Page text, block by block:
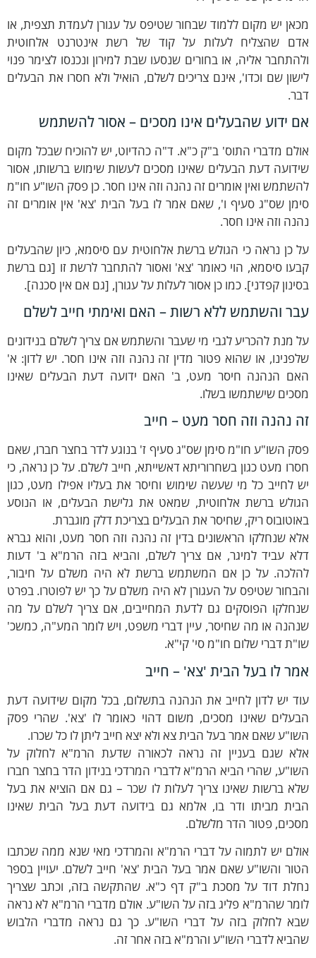
יש מקום ללמוד שבחור שטיפס על עגורן לעמדת תצפית, או
שהצליח לעלות על קוד של רשת אינטרנט אלחוטית
אליה, או בחורים שנסעו שבת למירון ונכנסו לצימר פנוי
שם וכדו', אינם צריכים לשלם, הואיל ולא חסרו את הבעלים
ידוע שהבעלים אינו מסכים – אסור להשתמש
מדברי התוס' ב"ק כ"א. ד"ה כהדיוט, יש להוכיח שבכל מקום
דעת הבעלים שאינו מסכים לעשות שימוש ברשותו, אסור
ואין אומרים זה נהנה וזה אינו חסר. כן פסק השו"ע חו"מ
שס"ג סעיף ו', שאם אמר לו בעל הבית 'צא' אין אומרים זה
וזה אינו חסר.
כן נראה כי הגולש ברשת אלחוטית עם סיסמא, כיון שהבעלים
סיסמא, הוי כאומר 'צא' ואסור להתחבר לרשת זו [גם ברשת
קפדני]. כמו כן אסור לעלות על עגורן, [גם אם אין סכנה].
והשתמש ללא רשות – האם ואימתי חייב לשלם
מנת להכריע לגבי מי שעבר והשתמש אם צריך לשלם בנידונים
או שהוא פטור מדין זה נהנה וזה אינו חסר. יש לדון: א'
הנהנה חיסר מעט, ב' האם ידועה דעת הבעלים שאינו
שישתמשו בשלו.
נהנה וזה חסר מעט – חייב
השו"ע חו"מ סימן שס"ג סעיף ז' בנוגע לדר בחצר חברו, שאם
מעט כגון בשחרוריתא דאשייתא, חייב לשלם. על כן נראה, כי
לחייב כל מי שעשה שימוש וחיסר את בעליו אפילו מעט, כגון
ברשת אלחוטית, שמאט את גלישת הבעלים, או הנוסע
ריק, שחיסר את הבעלים בצריכת דלק מוגברת.
שנחלקו הראשונים בדין זה נהנה וזה חסר מעט, והוא גברא
עביד למיגר, אם צריך לשלם, והביא בזה הרמ"א ב' דעות
על כן אם המשתמש ברשת לא היה משלם על חיבור,
שטיפס על העגורן לא היה משלם על כך יש לפוטרו. בפרט
הפוסקים גם לדעת המחייבים, אם צריך לשלם על מה
או מה שחיסר, עיין דברי משפט, ויש לומר המע"ה, כמשכ'
דברי שלום חו"מ סי' קי"א.
לו בעל הבית 'צא' – חייב
יש לדון לחייב את הנהנה בתשלום, בכל מקום שידועה דעת
שאינו מסכים, משום דהוי כאומר לו 'צא'. שהרי פסק
שאם אמר בעל הבית צא ולא יצא חייב ליתן לו כל שכרו.
שגם בעניין זה נראה לכאורה שדעת הרמ"א לחלוק על
שהרי הביא הרמ"א לדברי המרדכי בנידון הדר בחצר חברו
ברשות שאינו צריך לעלות לו שכר – גם אם הוציא את בעל
מביתו ודר בו, אלמא גם בידועה דעת בעל הבית שאינו
פטור הדר מלשלם.
יש לתמוה על דברי הרמ"א והמרדכי מאי שנא ממה שכתבו
והשו"ע שאם אמר בעל הבית 'צא' חייב לשלם. יעויין בספר
דוד על מסכת ב"ק דף כ"א. שהתקשה בזה, וכתב שצריך
שהרמ"א פליג בזה על השו"ע. אולם מדברי הרמ"א לא נראה
לחלוק בזה על דברי השו"ע. כך גם נראה מדברי הלבוש
לדברי השו"ע והרמ"א בזה אחר זה.